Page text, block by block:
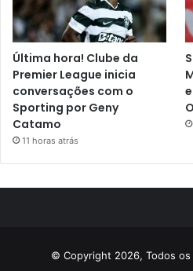
Última hora! Clube da
Premier League inicia
conversações com o
Sporting por Geny
Catamo
11 horas atrás
© Copyright 2026, Todos